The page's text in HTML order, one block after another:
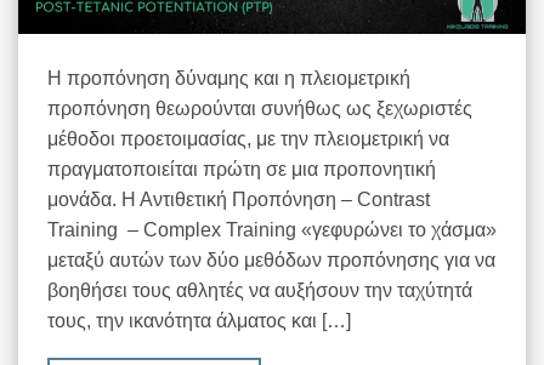
Η προπόνηση δύναμης και η πλειομετρική
προπόνηση θεωρούνται συνήθως ως ξεχωριστές
μέθοδοι προετοιμασίας, με την πλειομετρική να
πραγματοποιείται πρώτη σε μια προπονητική
μονάδα. Η Αντιθετική Προπόνηση – Contrast
Training – Complex Training «γεφυρώνει το χάσμα»
μεταξύ αυτών των δύο μεθόδων προπόνησης για να
βοηθήσει τους αθλητές να αυξήσουν την ταχύτητά
τους, την ικανότητα άλματος και […]